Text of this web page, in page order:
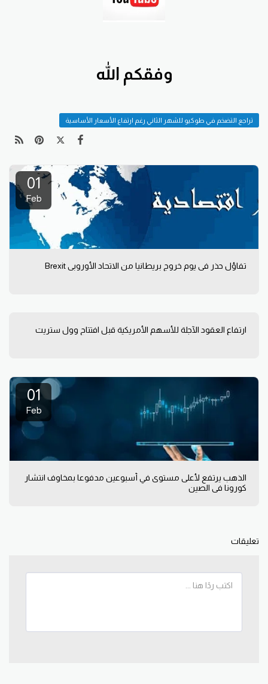
وفقكم الله
تراجع التضخم في طوكيو للشهر الثاني رغم ارتفاع الأسعار الأساسية
01
Feb
تفاؤل حذر في يوم خروج بريطانيا من الاتحاد الأوروبي Brexit
ارتفاع العقود الآجلة للأسهم الأمريكية قبل افتتاح وول ستريت
01
Feb
الذهب يرتفع لأعلى مستوى في أسبوعين مدفوعا بمخاوف انتشار
كورونا في الصين
تعليقات